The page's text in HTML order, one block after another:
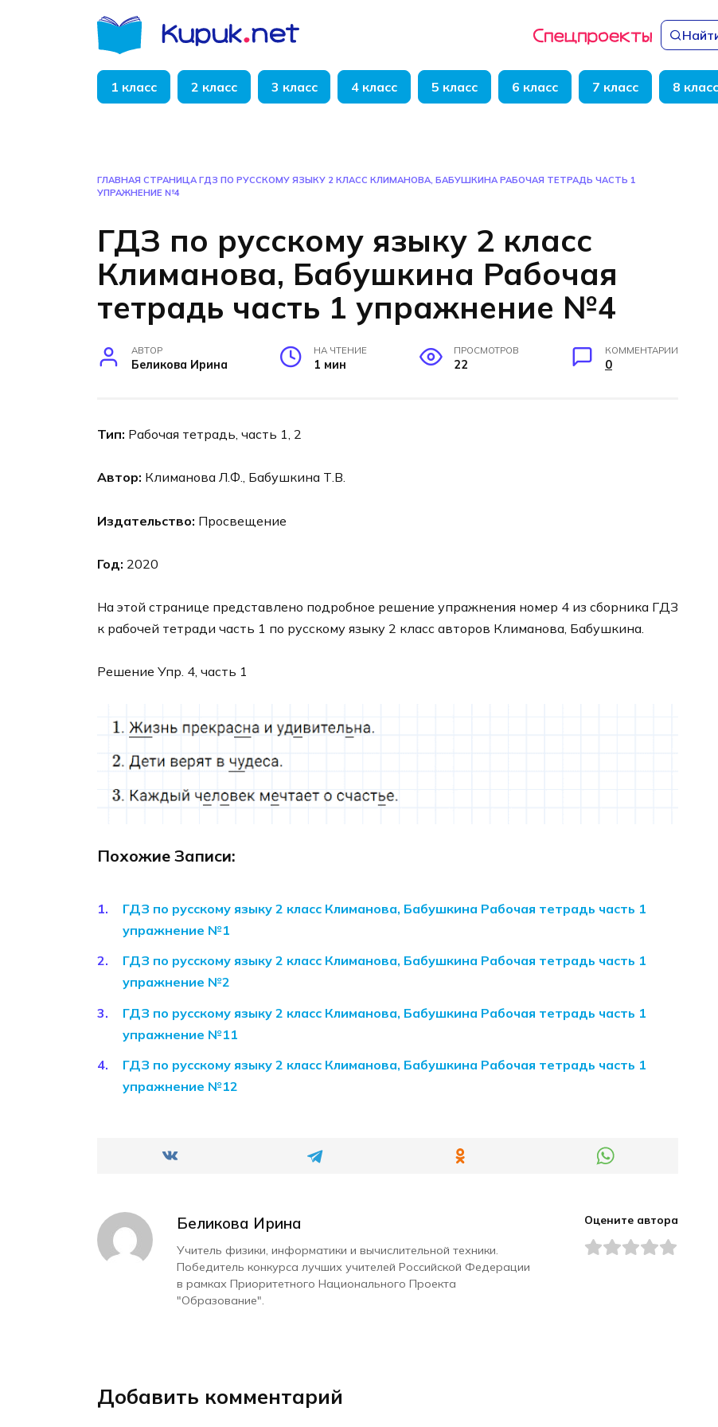
1 класс 2 класс 3 класс 4 класс 5 класс 6 класс 7 класс 8 класс
ГЛАВНАЯ СТРАНИЦА ГДЗ ПО РУССКОМУ ЯЗЫКУ 2 КЛАСС КЛИМАНОВА, БАБУШКИНА РАБОЧАЯ ТЕТРАДЬ ЧАСТЬ 1
УПРАЖНЕНИЕ №4
ГДЗ по русскому языку 2 класс
Климанова, Бабушкина Рабочая
тетрадь часть 1 упражнение №4
АВТОР
Беликова Ирина
НА ЧТЕНИЕ
1 мин
ПРОСМОТРОВ
22
КОММЕНТАРИИ
0
Тип: Рабочая тетрадь, часть 1, 2
Автор: Климанова Л.Ф., Бабушкина Т.В.
Издательство: Просвещение
Год: 2020
На этой странице представлено подробное решение упражнения номер 4 из сборника ГДЗ
к рабочей тетради часть 1 по русскому языку 2 класс авторов Климанова, Бабушкина.
Решение Упр. 4, часть 1
Похожие Записи:
ГДЗ по русскому языку 2 класс Климанова, Бабушкина Рабочая тетрадь часть 1
упражнение №1
ГДЗ по русскому языку 2 класс Климанова, Бабушкина Рабочая тетрадь часть 1
упражнение №2
ГДЗ по русскому языку 2 класс Климанова, Бабушкина Рабочая тетрадь часть 1
упражнение №11
ГДЗ по русскому языку 2 класс Климанова, Бабушкина Рабочая тетрадь часть 1
упражнение №12
Беликова Ирина
Учитель физики, информатики и вычислительной техники.
Победитель конкурса лучших учителей Российской Федерации
в рамках Приоритетного Национального Проекта
"Образование".
Оцените автора
Добавить комментарий